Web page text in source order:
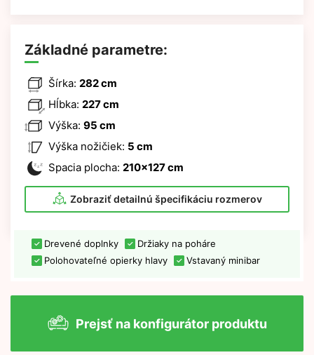
Základné parametre:
Šírka: 282 cm
Hĺbka: 227 cm
Výška: 95 cm
Výška nožičiek: 5 cm
Spacia plocha: 210x127 cm
Zobraziť detailnú špecifikáciu rozmerov
Drevené doplnky
Držiaky na poháre
Polohovateľné opierky hlavy
Vstavaný minibar
Prejsť na konfigurátor produktu